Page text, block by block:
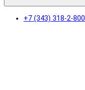
+7 (343) 318-2-800